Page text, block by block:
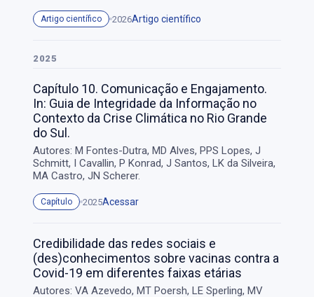
Artigo científico 2026Artigo científico
2025
Capítulo 10. Comunicação e Engajamento.
In: Guia de Integridade da Informação no
Contexto da Crise Climática no Rio Grande
do Sul.
Autores: M Fontes-Dutra, MD Alves, PPS Lopes, J
Schmitt, I Cavallin, P Konrad, J Santos, LK da Silveira,
MA Castro, JN Scherer.
Capítulo 2025Acessar
Credibilidade das redes sociais e
(des)conhecimentos sobre vacinas contra a
Covid-19 em diferentes faixas etárias
Autores: VA Azevedo, MT Poersh, LE Sperling, MV